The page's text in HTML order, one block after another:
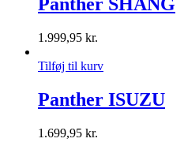
1.999,95 kr.
Tilføj til kurv
Panther ISUZU
1.699,95 kr.